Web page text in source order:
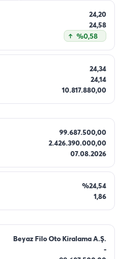
24,20
24,58
%0,58
24,34
24,14
10.817.880,00
99.687.500,00
2.426.390.000,00
07.08.2026
%24,54
1,86
Beyaz Filo Oto Kiralama A.Ş.
-